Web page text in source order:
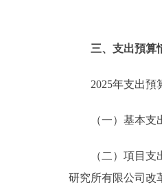
三、支出預算
2025年支出預算
（一）基本支出
（二）項目支出
研究所有限公司改